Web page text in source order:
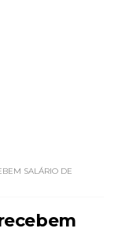
SALÁRIO DE